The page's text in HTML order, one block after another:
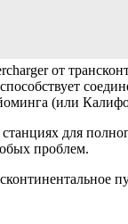
от
способствует
(или
для
проблем.